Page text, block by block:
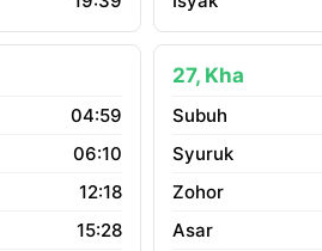
04:59
06:10
12:18
15:28
27, Kha